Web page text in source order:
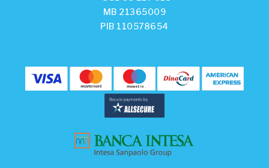
MB 21365009
PIB 110578654